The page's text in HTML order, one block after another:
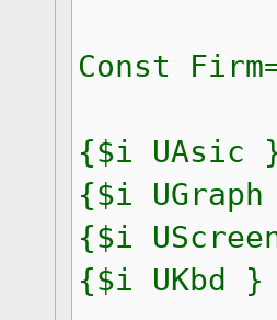
Const
{$i UAsic
{$i
{$i
{$i UKbd }